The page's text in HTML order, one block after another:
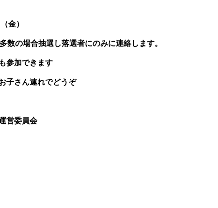
金）
の場合抽選し落選者にのみに連絡します。
参加できます
子さん連れでどうぞ
営委員会